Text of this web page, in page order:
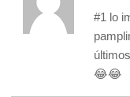
#1 lo
😂😂